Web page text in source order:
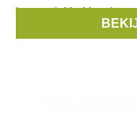
het merk Mr.
Mr. Manchette is een